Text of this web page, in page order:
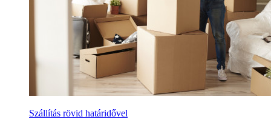
Szállítás rövid határidővel